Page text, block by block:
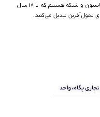
است. ما تیمی از نخبگان برنامه‌نویسی، اتوماسیون و شبکه هستیم که با ۱۸ سال
تحول‌آفرین تبدیل می‌کنیم.
پگاه، واحد